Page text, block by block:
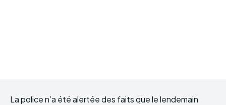
La police n’a été alertée des faits que le lendemain